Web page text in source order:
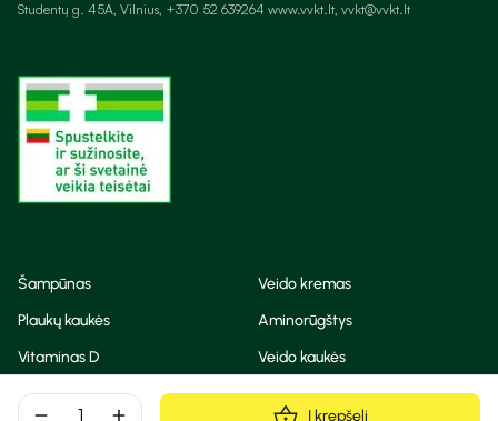
remove add Į krepšelį
Studentų g. 45A, Vilnius, +370 52 639264 www.vvkt.lt, vvkt@vvkt.lt
Šampūnas
Veido kremas
Plaukų kaukės
Aminorūgštys
Vitaminas D
Veido kaukės
Korėjietiška kosmetika
Eteriniai aliejai